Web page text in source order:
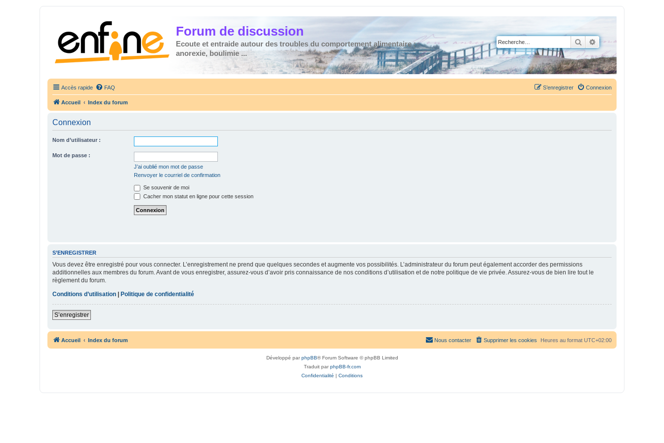
Forum de discussion
Ecoute et entraide autour des troubles du comportement alimentaire :
anorexie, boulimie ...
Rechercher
Recherche avancée
Accès rapide FAQ Connexion
S’enregistrer
Accueil Index du forum
Connexion
Nom d’utilisateur :
Mot de passe :
J’ai oublié mon mot de passe
Renvoyer le courriel de confirmation
Se souvenir de moi
Cacher mon statut en ligne pour cette session
S’ENREGISTRER
Vous devez être enregistré pour vous connecter. L’enregistrement ne prend que quelques secondes et augmente vos possibilités. L’administrateur du forum peut également accorder des permissions
additionnelles aux membres du forum. Avant de vous enregistrer, assurez-vous d’avoir pris connaissance de nos conditions d’utilisation et de notre politique de vie privée. Assurez-vous de bien lire tout le
règlement du forum.
Conditions d’utilisation | Politique de confidentialité
S’enregistrer
Accueil Index du forum Heures au format UTC+02:00
Supprimer les cookies
Nous contacter
Développé parphpBB® Forum Software © phpBB Limited
Traduit parphpBB-fr.com
Confidentialité | Conditions